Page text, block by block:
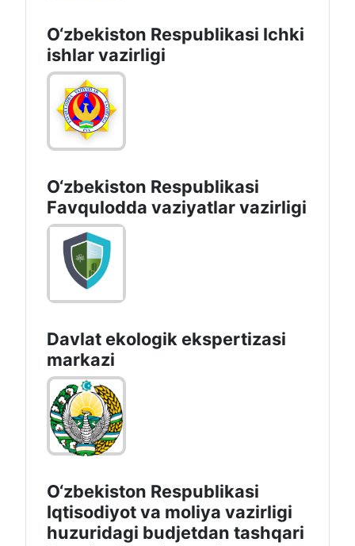
O‘zbеkiston Rеspublikаsi Ichki
ishlаr vаzirligi
O‘zbеkistоn Rеspublikаsi
Favqulodda vaziyatlar vazirligi
Davlat ekologik ekspertizasi
markazi
O‘zbekiston Respublikasi
Iqtisodiyot va moliya vazirligi
huzuridagi budjetdan tashqari